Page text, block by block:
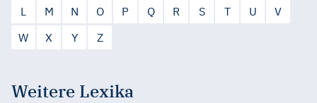
L
M N O P Q R S T U
V
W
X Y Z
Weitere Lexika